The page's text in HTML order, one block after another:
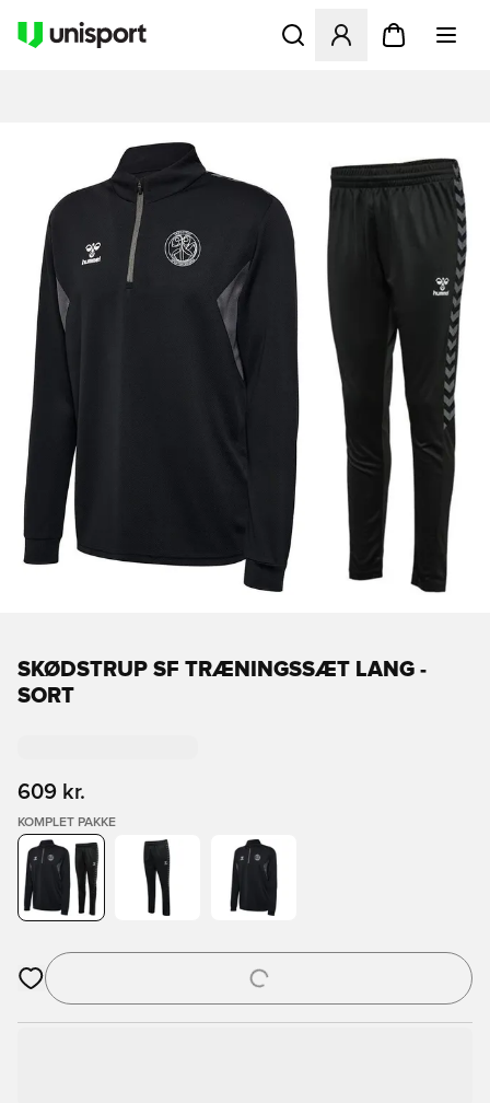
Åbner en Modal til at
SKØDSTRUP SF TRÆNINGSSÆT LANG -
SORT
609 kr.
KOMPLET PAKKE
Åbner en Modal til at logge ind eller tilmelde dig som medlem